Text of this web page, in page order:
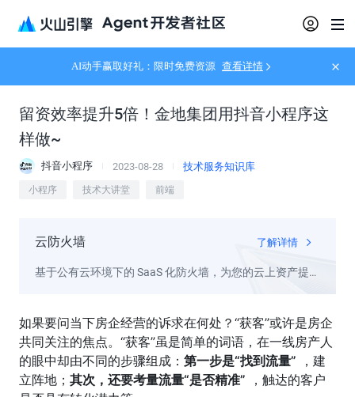
AI动手赢取好礼：限时免费资源 查看详情
留资效率提升5倍！金地集团用抖音小程序这
样做~
抖音小程序 2023-08-28 技术服务知识库
小程序 技术大讲堂 前端
云防火墙 了解详情
基于公有云环境下的 SaaS 化防火墙，为您的云上资产提供
如果要问当下房企经营的诉求在何处？“获客”或许是房企
共同关注的焦点。“获客”虽是简单的词语，在一线房产人
的眼中却由不同的步骤组成： 第一步是“找到流量” ，建
立阵地； 其次，还要考量流量“是否精准” ，触达的客户